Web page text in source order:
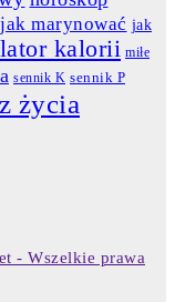
jak marynować jak
kalorii miłe
sennik K sennik P
z życia
- Wszelkie prawa